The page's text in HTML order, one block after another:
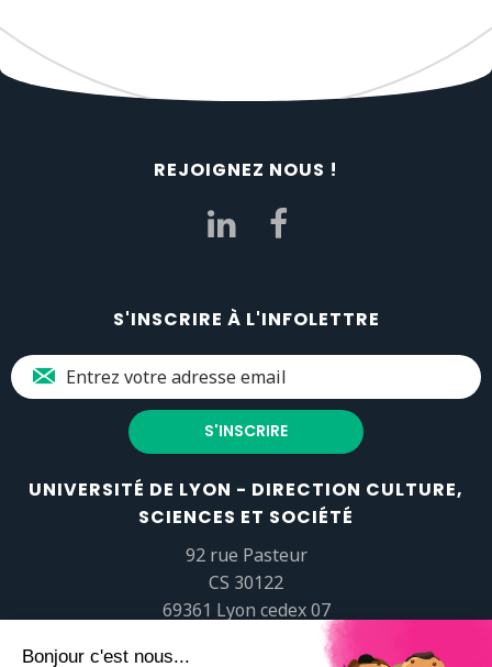
REJOIGNEZ NOUS !
S'INSCRIRE À L'INFOLETTRE
UNIVERSITÉ DE LYON - DIRECTION CULTURE,
SCIENCES ET SOCIÉTÉ
92 rue Pasteur
CS 30122
69361 Lyon cedex 07
popsciences@universite-lyon.fr